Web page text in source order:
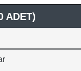
ADET)